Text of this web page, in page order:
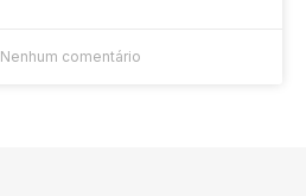
Nenhum comentário